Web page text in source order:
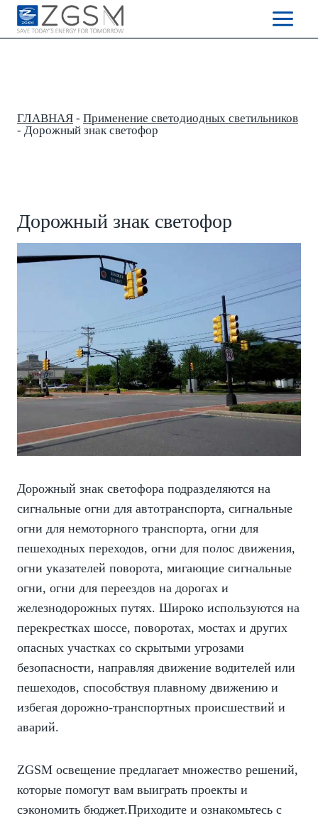
Skip
ГЛАВНАЯ - Применение светодиодных светильников
- Дорожный знак светофор
Дорожный знак светофор
Дорожный знак светофора подразделяются на
сигнальные огни для автотранспорта, сигнальные
огни для немоторного транспорта, огни для
пешеходных переходов, огни для полос движения,
огни указателей поворота, мигающие сигнальные
огни, огни для переездов на дорогах и
железнодорожных путях. Широко используются на
перекрестках шоссе, поворотах, мостах и других
опасных участках со скрытыми угрозами
безопасности, направляя движение водителей или
пешеходов, способствуя плавному движению и
избегая дорожно-транспортных происшествий и
аварий.
ZGSM освещение предлагает множество решений,
которые помогут вам выиграть проекты и
сэкономить бюджет.Приходите и ознакомьтесь с